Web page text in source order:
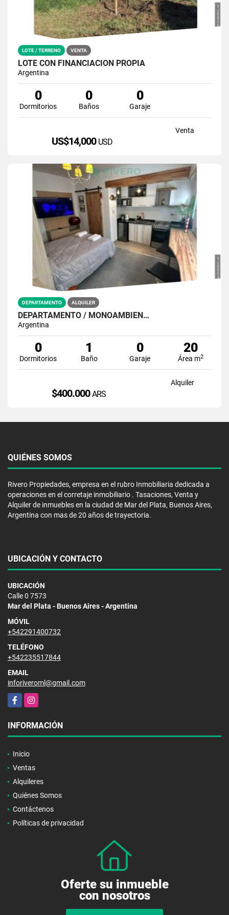
LOTE / TERRENO VENTA
LOTE CON FINANCIACION PROPIA
Argentina
0
Dormitorios
0
Baños
0
Garaje
Venta
US$14,000 USD
DEPARTAMENTO ALQUILER
DEPARTAMENTO / MONOAMBIEN…
Argentina
0
Dormitorios
1
Baño
0
Garaje
20
Área m2
Alquiler
$400.000ARS
QUIÉNES SOMOS
Rivero Propiedades, empresa en el rubro Inmobiliaria dedicada a
operaciones en el corretaje inmobiliario . Tasaciones, Venta y
Alquiler de inmuebles en la ciudad de Mar del Plata, Buenos Aires,
Argentina con mas de 20 años de trayectoria.
UBICACIÓN Y CONTACTO
UBICACIÓN
Calle 0 7573
Mar del Plata - Buenos Aires - Argentina
MÓVIL
+542291400732
TELÉFONO
+542235517844
EMAIL
inforiveroml@gmail.com
FacebookInstagram
INFORMACIÓN
Inicio
Ventas
Alquileres
Quiénes Somos
Contáctenos
Políticas de privacidad
Oferte su inmueble
con nosotros